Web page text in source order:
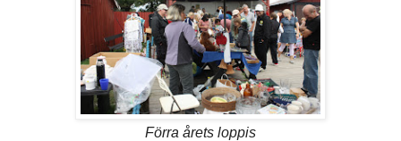
Förra årets loppis